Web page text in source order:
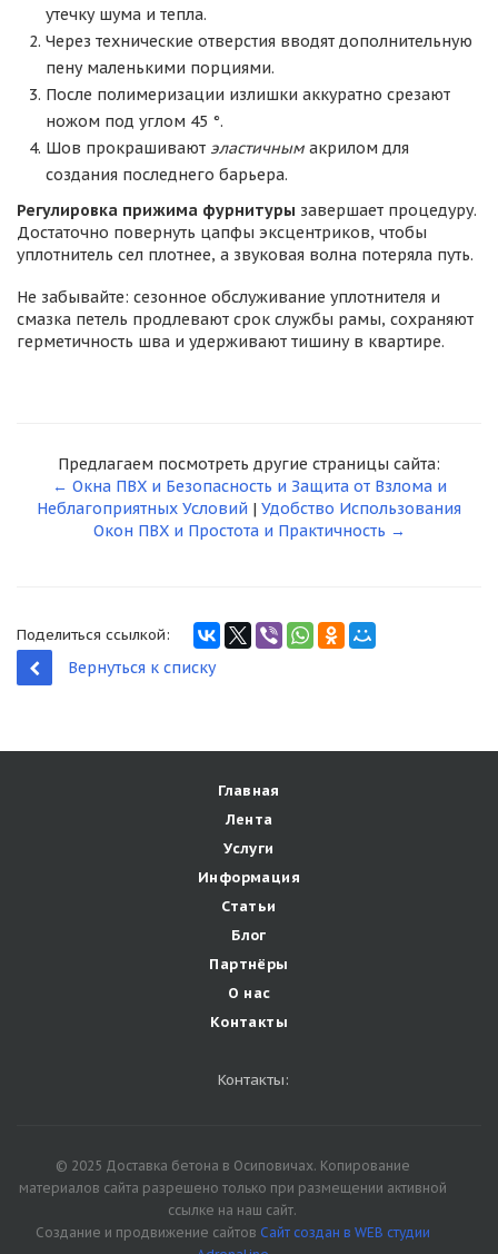
утечку шума и тепла.
Через технические отверстия вводят дополнительную
пену маленькими порциями.
После полимеризации излишки аккуратно срезают
ножом под углом 45 °.
Шов прокрашивают эластичным акрилом для
создания последнего барьера.
Регулировка прижима фурнитуры завершает процедуру.
Достаточно повернуть цапфы эксцентриков, чтобы
уплотнитель сел плотнее, а звуковая волна потеряла путь.
Не забывайте: сезонное обслуживание уплотнителя и
смазка петель продлевают срок службы рамы, сохраняют
герметичность шва и удерживают тишину в квартире.
Предлагаем посмотреть другие страницы сайта:
← Окна ПВХ и Безопасность и Защита от Взлома и
Неблагоприятных Условий | Удобство Использования
Окон ПВХ и Простота и Практичность →
Поделиться ссылкой:
Вернуться к списку
Главная
Лента
Услуги
Информация
Статьи
Блог
Партнёры
О нас
Контакты
Контакты:
© 2025 Доставка бетона в Осиповичах. Копирование
материалов сайта разрешено только при размещении активной
ссылке на наш сайт.
Создание и продвижение сайтов Сайт создан в WEB студии